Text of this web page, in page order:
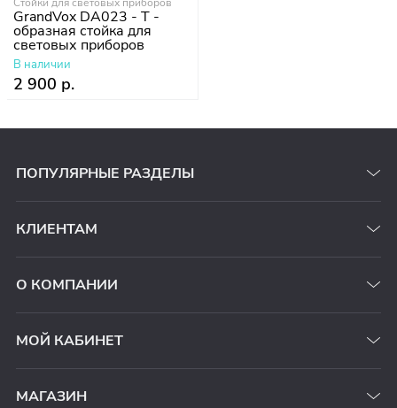
Стойки для световых приборов
GrandVox DA023 - Т -
образная стойка для
световых приборов
В наличии
2 900 р.
ПОПУЛЯРНЫЕ РАЗДЕЛЫ
КЛИЕНТАМ
О КОМПАНИИ
МОЙ КАБИНЕТ
МАГАЗИН